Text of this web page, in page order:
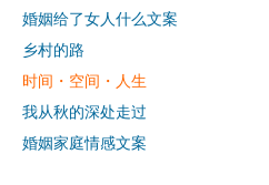
婚姻给了女人什么文案
乡村的路
时间・空间・人生
我从秋的深处走过
婚姻家庭情感文案